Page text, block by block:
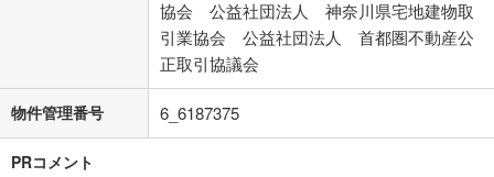
協会 公益社団法人 神奈川県宅地建物取
引業協会 公益社団法人 首都圏不動産公
正取引協議会
物件管理番号 6_6187375
PRコメント